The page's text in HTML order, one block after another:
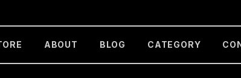
ABOUT BLOG CATEGORY